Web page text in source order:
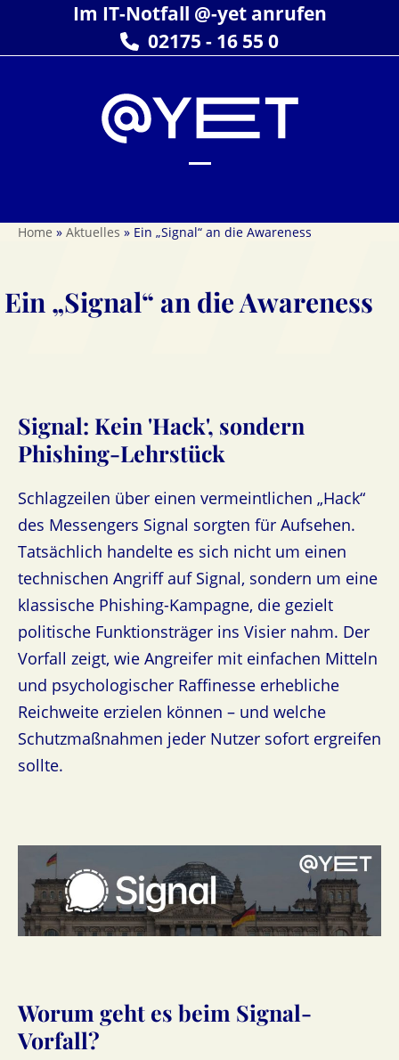
content
Im IT-Notfall @-yet anrufen
02175 - 16 55 0
menu
menu
Home » Aktuelles » Ein „Signal“ an die Awareness
Ein „Signal“ an die Awareness
Signal: Kein 'Hack', sondern
Phishing-Lehrstück
Schlagzeilen über einen vermeintlichen „Hack“
des Messengers Signal sorgten für Aufsehen.
Tatsächlich handelte es sich nicht um einen
technischen Angriff auf Signal, sondern um eine
klassische Phishing-Kampagne, die gezielt
politische Funktionsträger ins Visier nahm. Der
Vorfall zeigt, wie Angreifer mit einfachen Mitteln
und psychologischer Raffinesse erhebliche
Reichweite erzielen können – und welche
Schutzmaßnahmen jeder Nutzer sofort ergreifen
sollte.
Worum geht es beim Signal-
Vorfall?